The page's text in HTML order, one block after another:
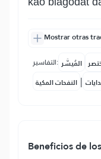
Mostrar otras
التفاسير: المُيسَّر
النفحات المكية |
Beneficios de